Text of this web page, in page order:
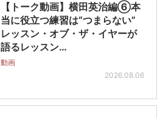
【トーク動画】横田英治編⑥本
当に役立つ練習は“つまらない”
レッスン・オブ・ザ・イヤーが
語るレッスン…
動画
2026.08.06